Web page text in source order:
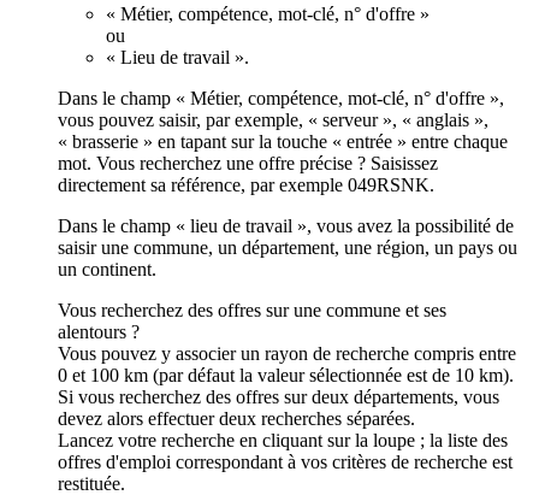
« Métier, compétence, mot-clé, n° d'offre »
ou
« Lieu de travail ».
Dans le champ « Métier, compétence, mot-clé, n° d'offre »,
vous pouvez saisir, par exemple, « serveur », « anglais »,
« brasserie » en tapant sur la touche « entrée » entre chaque
mot. Vous recherchez une offre précise ? Saisissez
directement sa référence, par exemple 049RSNK.
Dans le champ « lieu de travail », vous avez la possibilité de
saisir une commune, un département, une région, un pays ou
un continent.
Vous recherchez des offres sur une commune et ses
alentours ?
Vous pouvez y associer un rayon de recherche compris entre
0 et 100 km (par défaut la valeur sélectionnée est de 10 km).
Si vous recherchez des offres sur deux départements, vous
devez alors effectuer deux recherches séparées.
Lancez votre recherche en cliquant sur la loupe ; la liste des
offres d'emploi correspondant à vos critères de recherche est
restituée.